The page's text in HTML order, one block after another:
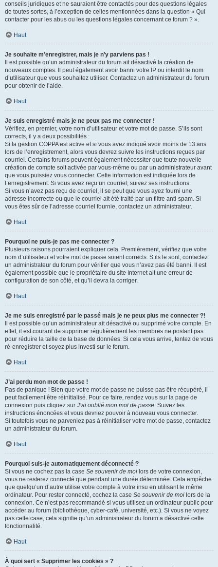
conseils juridiques et ne sauraient être contactés pour des questions légales
de toutes sortes, à l’exception de celles mentionnées dans la question « Qui
contacter pour les abus ou les questions légales concernant ce forum ? ».
Haut
Je souhaite m’enregistrer, mais je n’y parviens pas !
Il est possible qu’un administrateur du forum ait désactivé la création de
nouveaux comptes. Il peut également avoir banni votre IP ou interdit le nom
d’utilisateur que vous souhaitez utiliser. Contactez un administrateur du forum
pour obtenir de l’aide.
Haut
Je suis enregistré mais je ne peux pas me connecter !
Vérifiez, en premier, votre nom d’utilisateur et votre mot de passe. S’ils sont
corrects, il y a deux possibilités :
Si la gestion COPPA est active et si vous avez indiqué avoir moins de 13 ans
lors de l’enregistrement, alors vous devrez suivre les instructions reçues par
courriel. Certains forums peuvent également nécessiter que toute nouvelle
création de compte soit activée par vous-même ou par un administrateur avant
que vous puissiez vous connecter. Cette information est indiquée lors de
l’enregistrement. Si vous avez reçu un courriel, suivez ses instructions.
Si vous n’avez pas reçu de courriel, il se peut que vous ayez fourni une
adresse incorrecte ou que le courriel ait été traité par un filtre anti-spam. Si
vous êtes sûr de l’adresse courriel fournie, contactez un administrateur.
Haut
Pourquoi ne puis-je pas me connecter ?
Plusieurs raisons pourraient expliquer cela. Premièrement, vérifiez que votre
nom d’utilisateur et votre mot de passe soient corrects. S’ils le sont, contactez
un administrateur du forum pour vérifier que vous n’avez pas été banni. Il est
également possible que le propriétaire du site Internet ait une erreur de
configuration de son côté, et qu’il devra la corriger.
Haut
Je me suis enregistré par le passé mais je ne peux plus me connecter ?!
Il est possible qu’un administrateur ait désactivé ou supprimé votre compte. En
effet, il est courant de supprimer régulièrement les membres ne postant pas
pour réduire la taille de la base de données. Si cela vous arrive, tentez de vous
ré-enregistrer et soyez plus investi sur le forum.
Haut
J’ai perdu mon mot de passe !
Pas de panique ! Bien que votre mot de passe ne puisse pas être récupéré, il
peut facilement être réinitialisé. Pour ce faire, rendez vous sur la page de
connexion puis cliquez sur J’ai oublié mon mot de passe. Suivez les
instructions énoncées et vous devriez pouvoir à nouveau vous connecter.
Si toutefois vous ne parveniez pas à réinitialiser votre mot de passe, contactez
un administrateur du forum.
Haut
Pourquoi suis-je automatiquement déconnecté ?
Si vous ne cochez pas la case Se souvenir de moi lors de votre connexion,
vous ne resterez connecté que pendant une durée déterminée. Cela empêche
que quelqu’un d’autre utilise votre compte à votre insu en utilisant le même
ordinateur. Pour rester connecté, cochez la case Se souvenir de moi lors de la
connexion. Ce n’est pas recommandé si vous utilisez un ordinateur public pour
accéder au forum (bibliothèque, cyber-café, université, etc.). Si vous ne voyez
pas cette case, cela signifie qu’un administrateur du forum a désactivé cette
fonctionnalité.
Haut
À quoi sert « Supprimer les cookies » ?